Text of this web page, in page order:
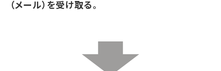
（メール）を受け取る。